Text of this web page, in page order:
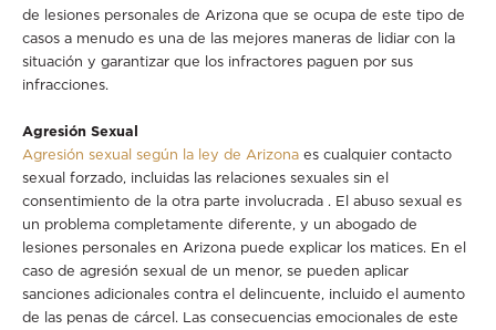
de lesiones personales de Arizona que se ocupa de este tipo de
casos a menudo es una de las mejores maneras de lidiar con la
situación y garantizar que los infractores paguen por sus
infracciones.
Agresión Sexual
Agresión sexual según la ley de Arizona es cualquier contacto
sexual forzado, incluidas las relaciones sexuales sin el
consentimiento de la otra parte involucrada . El abuso sexual es
un problema completamente diferente, y un abogado de
lesiones personales en Arizona puede explicar los matices. En el
caso de agresión sexual de un menor, se pueden aplicar
sanciones adicionales contra el delincuente, incluido el aumento
de las penas de cárcel. Las consecuencias emocionales de este